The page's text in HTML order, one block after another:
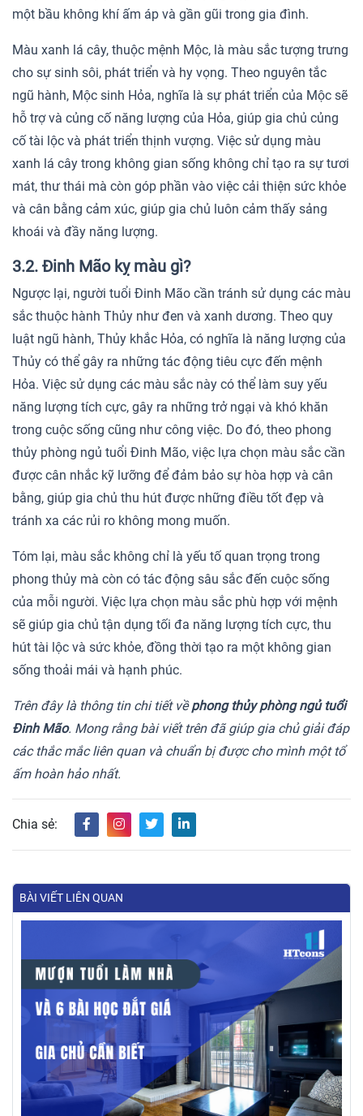
một bầu không khí ấm áp và gần gũi trong gia đình.
Màu xanh lá cây, thuộc mệnh Mộc, là màu sắc tượng trưng
cho sự sinh sôi, phát triển và hy vọng. Theo nguyên tắc
ngũ hành, Mộc sinh Hỏa, nghĩa là sự phát triển của Mộc sẽ
hỗ trợ và củng cố năng lượng của Hỏa, giúp gia chủ củng
cố tài lộc và phát triển thịnh vượng. Việc sử dụng màu
xanh lá cây trong không gian sống không chỉ tạo ra sự tươi
mát, thư thái mà còn góp phần vào việc cải thiện sức khỏe
và cân bằng cảm xúc, giúp gia chủ luôn cảm thấy sảng
khoái và đầy năng lượng.
3.2. Đinh Mão kỵ màu gì?
Ngược lại, người tuổi Đinh Mão cần tránh sử dụng các màu
sắc thuộc hành Thủy như đen và xanh dương. Theo quy
luật ngũ hành, Thủy khắc Hỏa, có nghĩa là năng lượng của
Thủy có thể gây ra những tác động tiêu cực đến mệnh
Hỏa. Việc sử dụng các màu sắc này có thể làm suy yếu
năng lượng tích cực, gây ra những trở ngại và khó khăn
trong cuộc sống cũng như công việc. Do đó, theo phong
thủy phòng ngủ tuổi Đinh Mão, việc lựa chọn màu sắc cần
được cân nhắc kỹ lưỡng để đảm bảo sự hòa hợp và cân
bằng, giúp gia chủ thu hút được những điều tốt đẹp và
tránh xa các rủi ro không mong muốn.
Tóm lại, màu sắc không chỉ là yếu tố quan trọng trong
phong thủy mà còn có tác động sâu sắc đến cuộc sống
của mỗi người. Việc lựa chọn màu sắc phù hợp với mệnh
sẽ giúp gia chủ tận dụng tối đa năng lượng tích cực, thu
hút tài lộc và sức khỏe, đồng thời tạo ra một không gian
sống thoải mái và hạnh phúc.
Trên đây là thông tin chi tiết vềphong thủy phòng ngủ tuổi
Đinh Mão. Mong rằng bài viết trên đã giúp gia chủ giải đáp
các thắc mắc liên quan và chuẩn bị được cho mình một tổ
ấm hoàn hảo nhất.
Chia sẻ:
BÀI VIẾT LIÊN QUAN